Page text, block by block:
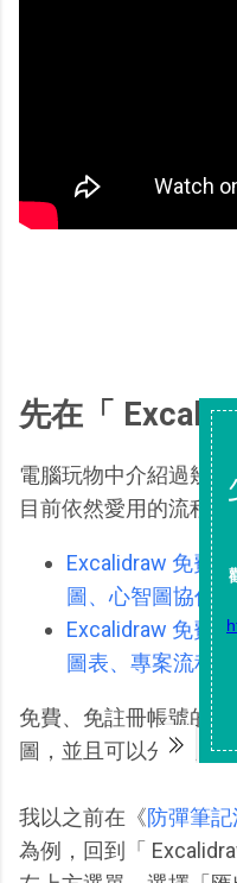
先在「
電腦玩物中介紹過幾
目前依然愛用的流程圖
Excalidraw 免費
圖、心智圖協作
Excalidraw 免費
圖表、專案流程
免費、免註冊帳號的情
圖，並且可以分享、
我以之前在《防彈筆記
為例，回到「